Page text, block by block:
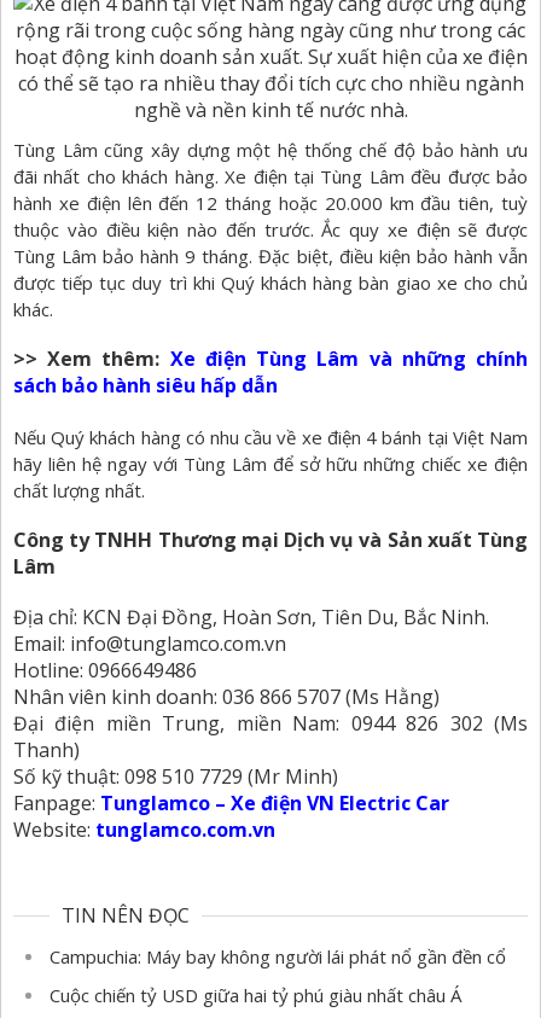
Tùng Lâm cũng xây dựng một hệ thống chế độ bảo hành ưu
đãi nhất cho khách hàng. Xe điện tại Tùng Lâm đều được bảo
hành xe điện lên đến 12 tháng hoặc 20.000 km đầu tiên, tuỳ
thuộc vào điều kiện nào đến trước. Ắc quy xe điện sẽ được
Tùng Lâm bảo hành 9 tháng. Đặc biệt, điều kiện bảo hành vẫn
được tiếp tục duy trì khi Quý khách hàng bàn giao xe cho chủ
khác.
>> Xem thêm: Xe điện Tùng Lâm và những chính
sách bảo hành siêu hấp dẫn
Nếu Quý khách hàng có nhu cầu về xe điện 4 bánh tại Việt Nam
hãy liên hệ ngay với Tùng Lâm để sở hữu những chiếc xe điện
chất lượng nhất.
Công ty TNHH Thương mại Dịch vụ và Sản xuất Tùng
Lâm
Địa chỉ: KCN Đại Đồng, Hoàn Sơn, Tiên Du, Bắc Ninh.
Email: info@tunglamco.com.vn
Hotline: 0966649486
Nhân viên kinh doanh: 036 866 5707 (Ms Hằng)
Đại điện miền Trung, miền Nam: 0944 826 302 (Ms
Thanh)
Số kỹ thuật: 098 510 7729 (Mr Minh)
Fanpage: Tunglamco – Xe điện VN Electric Car
Website: tunglamco.com.vn
TIN NÊN ĐỌC
Campuchia: Máy bay không người lái phát nổ gần đền cổ
Cuộc chiến tỷ USD giữa hai tỷ phú giàu nhất châu Á